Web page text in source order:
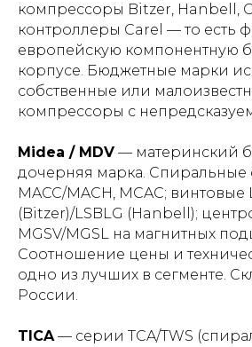
компрессоры Bitzer, Hanbell,
контроллеры Carel — то есть
европейскую компонентную
корпусе. Бюджетные марки
собственные или
компрессоры с
Midea / MDV — материнский
дочерняя марка. Спиральные
MACC/MACH, MCAC; винтовые
(Bitzer)/LSBLG (Hanbell);
MGSV/MGSL на магнитных
Соотношение цены и
одно из лучших в сегменте.
России.
TICA— серии TCA/TWS